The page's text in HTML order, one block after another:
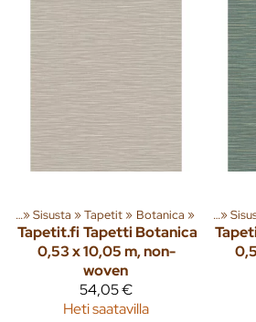
‪»Sisusta ‪»Tapetit‪» Botanica ‪»
Tapetit.fi Tapetti Botanica
0,53 x 10,05 m, non-
woven
54,05 €
Heti saatavilla
Tuoteryhmiä ja tuotteita‪»